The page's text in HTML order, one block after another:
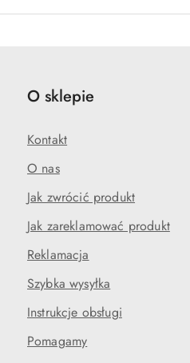
O sklepie
Kontakt
O nas
Jak zwrócić produkt
Jak zareklamować produkt
Reklamacja
Szybka wysyłka
Instrukcje obsługi
Pomagamy